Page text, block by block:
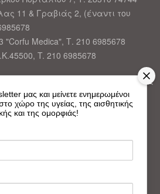
11 & Γραβιάς 2, (έναντι του
Medica", Τ. 210 6985678
T. 210 6985678
μας και μείνετε ενημερωμένοι
χώρο της υγείας, της αισθητικής
και της ομορφιάς!